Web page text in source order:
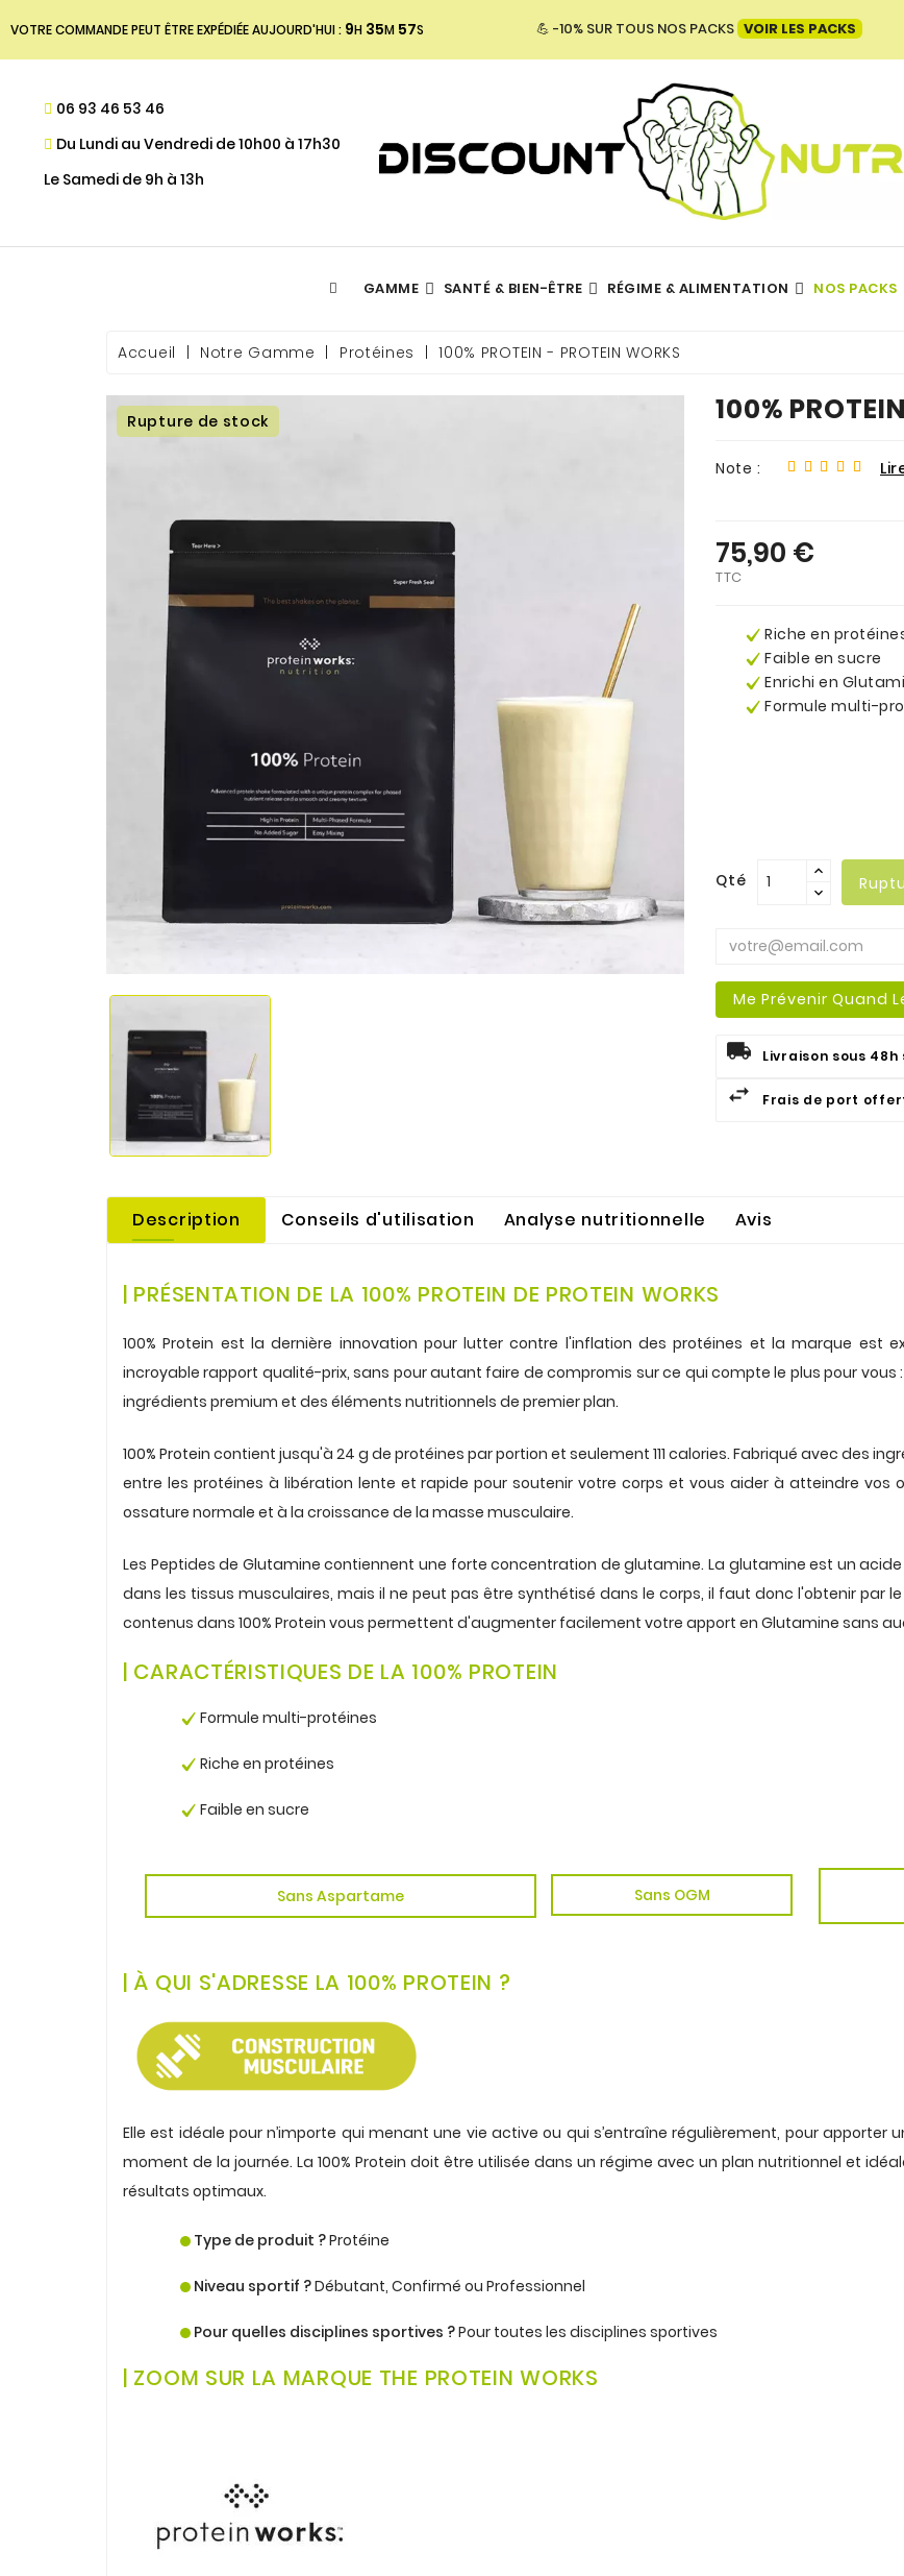
VOTRE COMMANDE PEUT ÊTRE EXPÉDIÉE AUJOURD'HUI : 9H 35M 56S 💪 -10% SUR TOUS NOS PACKS VOIR LES PACKS
06 93 46 53 46
Du Lundi au Vendredi de 10h00 à 17h30
Le Samedi de 9h à 13h
GAMME SANTÉ & BIEN-ÊTRE RÉGIME & ALIMENTATION NOS PACKS
Accueil Notre Gamme Protéines 100% PROTEIN - PROTEIN WORKS
Rupture de stock 100%
Note :
75,90 €
TTC
Riche en
Faible en sucre
Enrichi en
Formule multi-
Qté
Me Prévenir Quand
Livraison sous
Frais de port
Description Conseils d'utilisation Analyse nutritionnelle Avis
| PRÉSENTATION DE LA 100% PROTEIN DE PROTEIN WORKS
100% Protein est la dernière innovation pour lutter contre l'inflation des protéines et la marque est
incroyable rapport qualité-prix, sans pour autant faire de compromis sur ce qui compte le plus pour
ingrédients premium et des éléments nutritionnels de premier plan.
100% Protein contient jusqu'à 24 g de protéines par portion et seulement 111 calories. Fabriqué avec des
entre les protéines à libération lente et rapide pour soutenir votre corps et vous aider à atteindre vos
ossature normale et à la croissance de la masse musculaire.
Les Peptides de Glutamine contiennent une forte concentration de glutamine. La glutamine est un
dans les tissus musculaires, mais il ne peut pas être synthétisé dans le corps, il faut donc l'obtenir par
contenus dans 100% Protein vous permettent d'augmenter facilement votre apport en Glutamine sans
| CARACTÉRISTIQUES DE LA 100% PROTEIN
Formule multi-protéines
Riche enprotéines
Faible en sucre
Sans Aspartame
Sans OGM
| À QUI S'ADRESSE LA 100% PROTEIN ?
Elle est idéale pour n’importe qui menant une vie active ou qui s’entraîne régulièrement, pour apporter
moment de la journée. La 100% Protein doit être utilisée dans un régime avec un plan nutritionnel et
résultats optimaux.
Type de produit ?Protéine
Niveau sportif ?Débutant, Confirmé ou Professionnel
Pour quelles disciplines sportives ?Pour toutes les disciplines sportives
| ZOOM SUR LA MARQUE THE PROTEIN WORKS